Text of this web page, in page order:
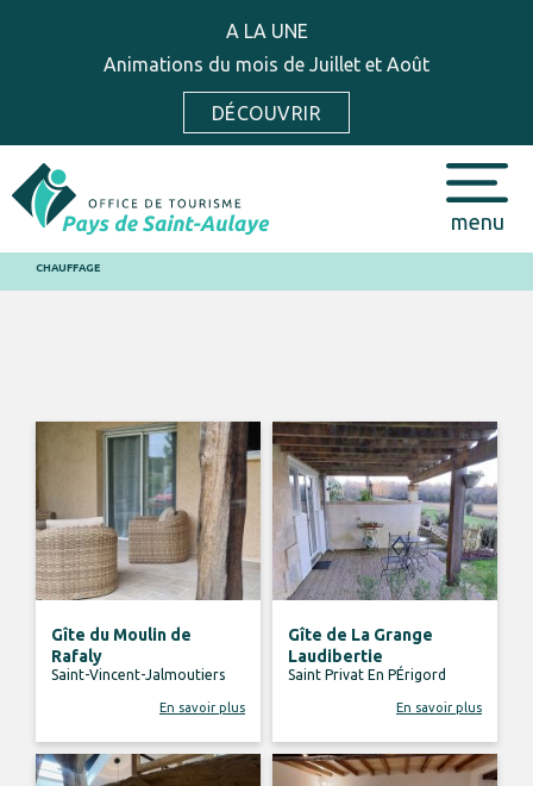
A LA UNE
Animations du mois de Juillet et Août
DÉCOUVRIR
menu
CHAUFFAGE
Gîte du Moulin de
Rafaly
Saint-Vincent-Jalmoutiers
En savoir plus
Gîte de La Grange
Laudibertie
Saint Privat En PÉrigord
En savoir plus